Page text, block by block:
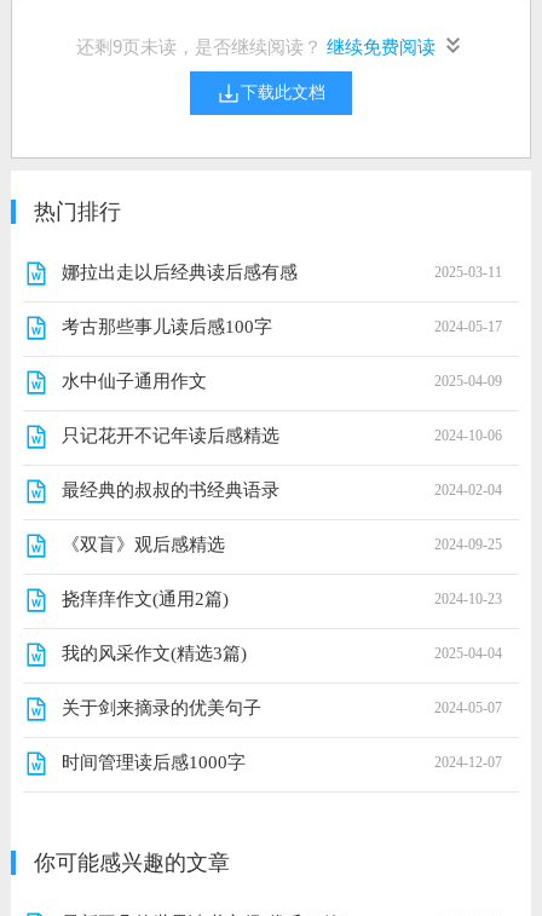
还剩 9页未读，是否继续阅读？ 继续免费阅读
下载此文档
热门排行
娜拉出走以后经典读后感有感 2025-03-11
考古那些事儿读后感100字 2024-05-17
水中仙子通用作文 2025-04-09
只记花开不记年读后感精选 2024-10-06
最经典的叔叔的书经典语录 2024-02-04
《双盲》观后感精选 2024-09-25
挠痒痒作文(通用2篇) 2024-10-23
我的风采作文(精选3篇) 2025-04-04
关于剑来摘录的优美句子 2024-05-07
时间管理读后感1000字 2024-12-07
你可能感兴趣的文章